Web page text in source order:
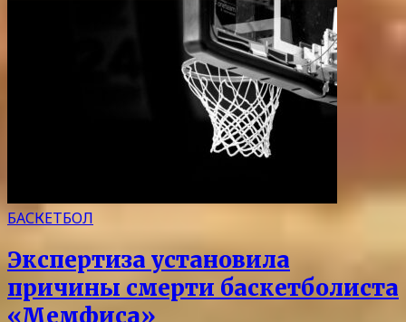
БАСКЕТБОЛ
Экспертиза установила
причины смерти баскетболиста
«Мемфиса»